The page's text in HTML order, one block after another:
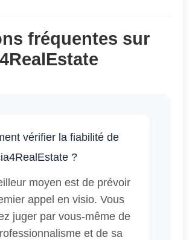
fréquentes sur
vérifier la fiabilité de
?
moyen est de prévoir
appel en visio. Vous
juger par vous-même de
et de sa